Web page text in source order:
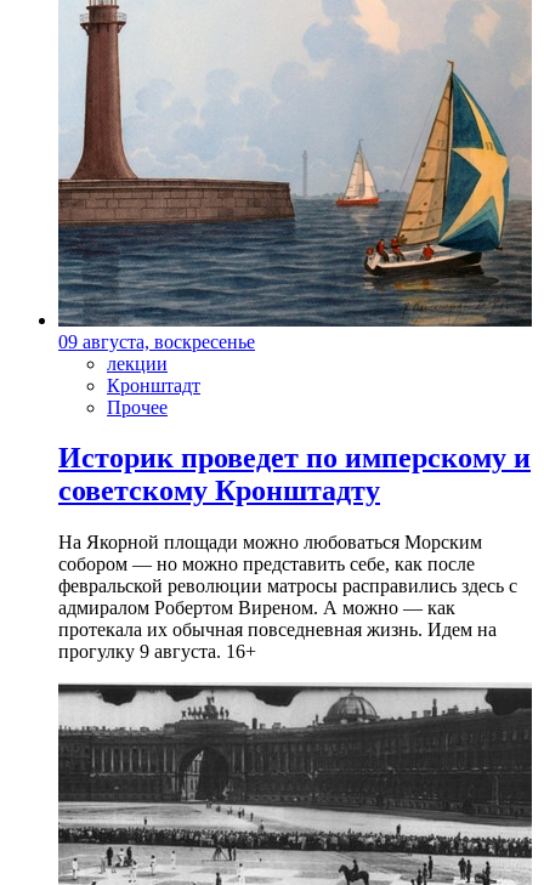
09 августа, воскресенье
лекции
Кронштадт
Прочее
Историк проведет по имперскому и
советскому Кронштадту
На Якорной площади можно любоваться Морским
собором — но можно представить себе, как после
февральской революции матросы расправились здесь с
адмиралом Робертом Виреном. А можно — как
протекала их обычная повседневная жизнь. Идем на
прогулку 9 августа. 16+